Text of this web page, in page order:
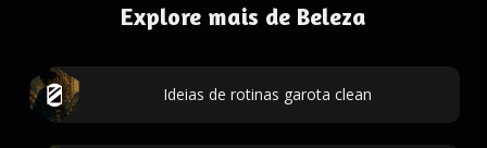
Explore mais de Beleza
Ideias de rotinas garota clean